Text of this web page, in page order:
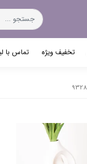
تخفیف ویژه تماس با